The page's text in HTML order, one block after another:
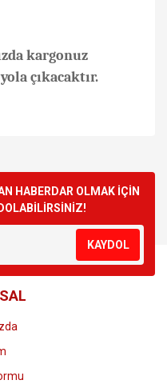
kargonuz
çıkacaktır.
görüntülenemiyor.
bulunuyor.
pahalı.
HABERDAR OLMAK İÇİN
KAYDOL